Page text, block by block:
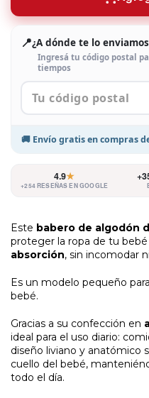
📍¿A dónde te lo
Ingresá tu código postal
tiempos
🚚 Envío gratisen compras
4.9★
+254 RESEÑAS EN GOOGLE
Este babero de algodón
proteger la ropa de tu
absorción, sin incomodar
Es un modelo pequeño
bebé.
Gracias a su confección en
ideal para el uso diario:
diseño liviano y anatómico
cuello del bebé,
todo el día.